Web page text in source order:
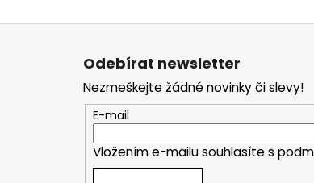
Z
Odebírat newsletter
Nezmeškejte žádné novinky či slevy!
E-mail
Vložením e-mailu souhlasíte s